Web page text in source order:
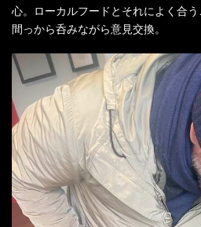
心。ローカルフードとそれによく合
間っから呑みながら意見交換。